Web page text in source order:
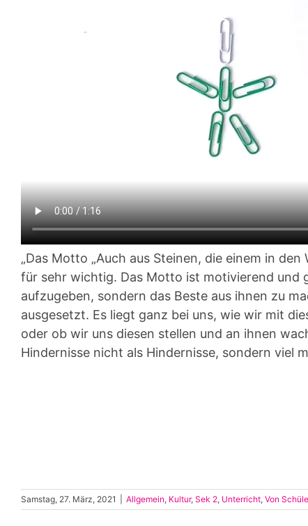
„Das Motto „Auch aus Steinen, die einem in
für sehr wichtig. Das Motto ist motivierend und
aufzugeben, sondern das Beste aus ihnen zu
ausgesetzt. Es liegt ganz bei uns, wie wir mit
oder ob wir uns diesen stellen und an ihnen
Hindernisse nicht als Hindernisse, sondern viel
Samstag, 27. März, 2021 Allgemein, Kultur, Sek 2, Unterricht, Von